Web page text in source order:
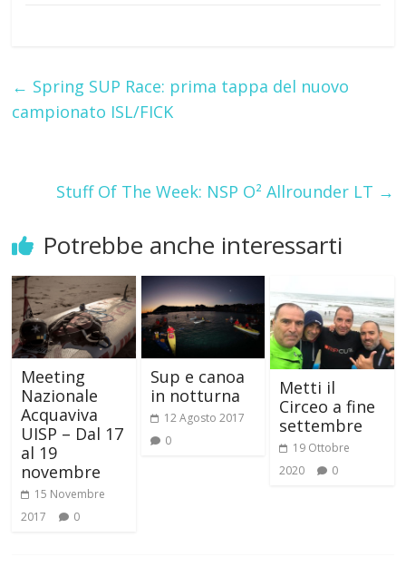
← Spring SUP Race: prima tappa del nuovo
campionato ISL/FICK
Stuff Of The Week: NSP O² Allrounder LT →
Potrebbe anche interessarti
Meeting
Nazionale
Acquaviva
UISP – Dal 17
al 19
novembre
15 Novembre
2017
0
Sup e canoa
in notturna
12 Agosto 2017
0
Metti il
Circeo a fine
settembre
19 Ottobre
2020
0